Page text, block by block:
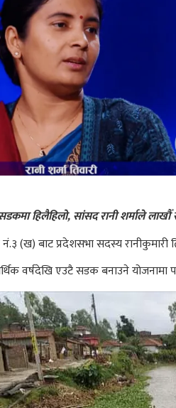
हिलैहिलो, सांसद रानी शर्माले लाखौँ
नं.३ (ख) बाट प्रदेशसभा सदस्य
वर्षदेखि एउटै सडक बनाउने